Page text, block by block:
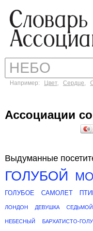
Например: Цвет, Сердце,
Ассоциации
Выдуманные
ГОЛУБОЙ
ГОЛУБОЕ САМОЛЕТ
ЛОНДОН ДЕВУШКА СЕДЬМОЙ
НЕБЕСНЫЙ БАРХАТИСТО-